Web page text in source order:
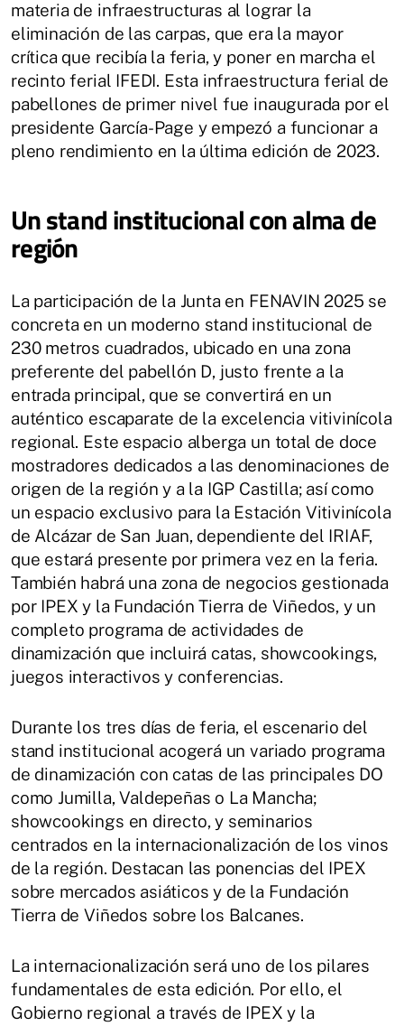
materia de infraestructuras al lograr la
eliminación de las carpas, que era la mayor
crítica que recibía la feria, y poner en marcha el
recinto ferial IFEDI. Esta infraestructura ferial de
pabellones de primer nivel fue inaugurada por el
presidente García-Page y empezó a funcionar a
pleno rendimiento en la última edición de 2023.
Un stand institucional con alma de
región
La participación de la Junta en FENAVIN 2025 se
concreta en un moderno stand institucional de
230 metros cuadrados, ubicado en una zona
preferente del pabellón D, justo frente a la
entrada principal, que se convertirá en un
auténtico escaparate de la excelencia vitivinícola
regional. Este espacio alberga un total de doce
mostradores dedicados a las denominaciones de
origen de la región y a la IGP Castilla; así como
un espacio exclusivo para la Estación Vitivinícola
de Alcázar de San Juan, dependiente del IRIAF,
que estará presente por primera vez en la feria.
También habrá una zona de negocios gestionada
por IPEX y la Fundación Tierra de Viñedos, y un
completo programa de actividades de
dinamización que incluirá catas, showcookings,
juegos interactivos y conferencias.
Durante los tres días de feria, el escenario del
stand institucional acogerá un variado programa
de dinamización con catas de las principales DO
como Jumilla, Valdepeñas o La Mancha;
showcookings en directo, y seminarios
centrados en la internacionalización de los vinos
de la región. Destacan las ponencias del IPEX
sobre mercados asiáticos y de la Fundación
Tierra de Viñedos sobre los Balcanes.
La internacionalización será uno de los pilares
fundamentales de esta edición. Por ello, el
Gobierno regional a través de IPEX y la